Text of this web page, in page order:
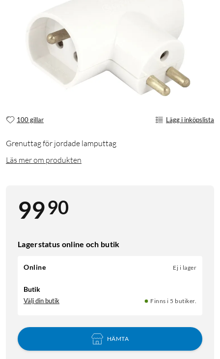
100 gillar Lägg i inköpslista
Grenuttag för jordade lamputtag
Läs mer om produkten
9990
Lagerstatus online och butik
Online Ej i lager
Butik
Välj din butik Finns i 5 butiker.
HÄMTA